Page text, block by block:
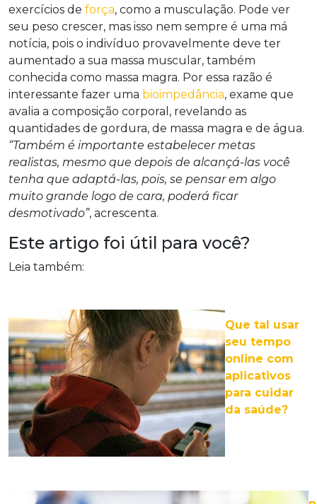
exercícios de força, como a musculação. Pode ver
seu peso crescer, mas isso nem sempre é uma má
notícia, pois o indivíduo provavelmente deve ter
aumentado a sua massa muscular, também
conhecida como massa magra. Por essa razão é
interessante fazer uma bioimpedância, exame que
avalia a composição corporal, revelando as
quantidades de gordura, de massa magra e de água.
“Também é importante estabelecer metas
realistas, mesmo que depois de alcançá-las você
tenha que adaptá-las, pois, se pensar em algo
muito grande logo de cara, poderá ficar
desmotivado”, acrescenta.
Este artigo foi útil para você?
Leia também:
Que tal usar
seu tempo
online com
aplicativos
para cuidar
da saúde?